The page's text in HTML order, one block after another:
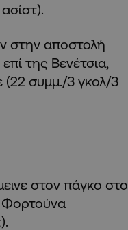
στην αποστολή
της Βενέτσια,
(22 συμμ./3 γκολ/3
στον πάγκο στο
Φορτούνα